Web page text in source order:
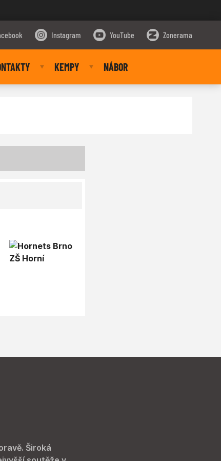
Instagram YouTube Zonerama
KEMPY NÁBOR
Široká